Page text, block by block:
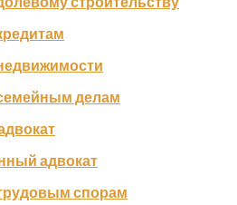
делам
адвокат
спорам